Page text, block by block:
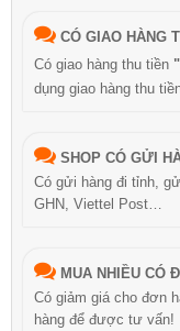
CÓ GIAO HÀNG
Có giao hàng thu tiền
dụng giao hàng thu
SHOP CÓ GỬI
Có gửi hàng đi tỉnh,
GHN, Viettel Post…
MUA NHIỀU CÓ
Có giảm giá cho đơn
hàng để được tư vấn!